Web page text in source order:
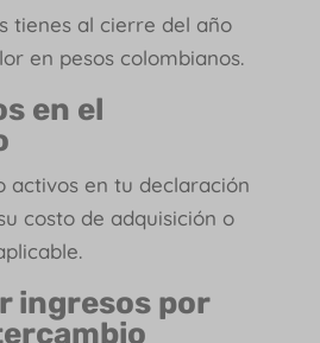
tienes al cierre del año
en pesos colombianos.
en el
activos en tu declaración
costo de adquisición o
ingresos por